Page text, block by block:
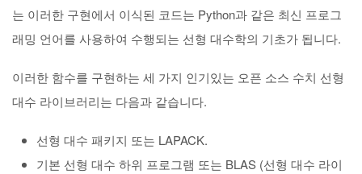
는 이러한 구현에서 이식된 코드는 Python과 같은 최신 프로그
래밍 언어를 사용하여 수행되는 선형 대수학의 기초가 됩니다.
이러한 함수를 구현하는 세 가지 인기있는 오픈 소스 수치 선형
대수 라이브러리는 다음과 같습니다.
선형 대수 패키지 또는 LAPACK.
기본 선형 대수 하위 프로그램 또는 BLAS (선형 대수 라이